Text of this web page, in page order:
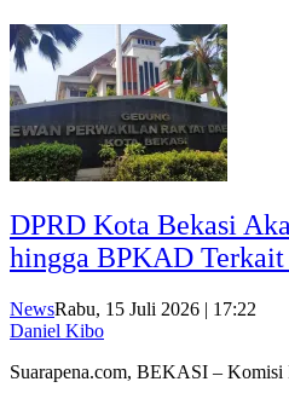
DPRD Kota Bekasi
hingga BPKAD
NewsRabu, 15 Juli 2026 | 17:22
Daniel Kibo
Suarapena.com, BEKASI –